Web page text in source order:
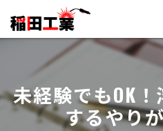
未経験でもOK
するやり